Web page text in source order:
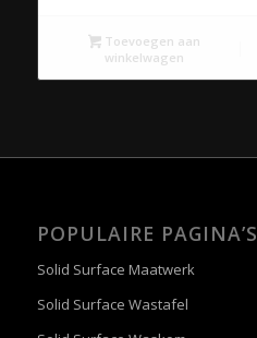
Toevoegen aan
winkelwagen
POPULAIRE PAGINA’S
Solid Surface Maatwerk
Solid Surface Wastafel